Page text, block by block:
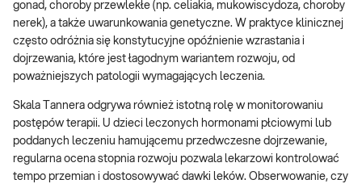
gonad, choroby przewlekłe (np. celiakia, mukowiscydoza, choroby
nerek), a także uwarunkowania genetyczne. W praktyce klinicznej
często odróżnia się konstytucyjne opóźnienie wzrastania i
dojrzewania, które jest łagodnym wariantem rozwoju, od
poważniejszych patologii wymagających leczenia.
Skala Tannera odgrywa również istotną rolę w monitorowaniu
postępów terapii. U dzieci leczonych hormonami płciowymi lub
poddanych leczeniu hamującemu przedwczesne dojrzewanie,
regularna ocena stopnia rozwoju pozwala lekarzowi kontrolować
tempo przemian i dostosowywać dawki leków. Obserwowanie, czy